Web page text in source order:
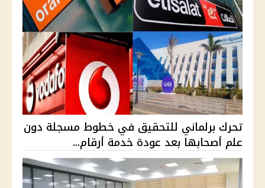
تحرك برلماني للتحقيق في خطوط مسجلة دون
علم أصحابها بعد عودة خدمة أرقام...